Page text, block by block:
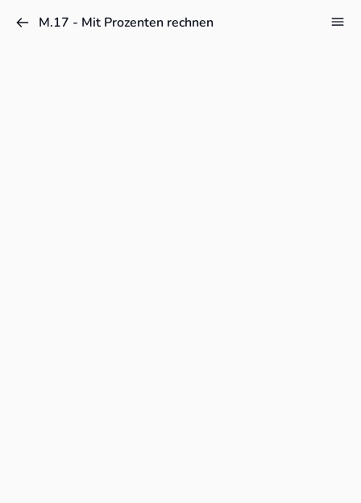
M.17 - Mit Prozenten rechnen